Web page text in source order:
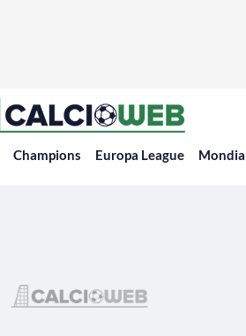
Champions Europa League